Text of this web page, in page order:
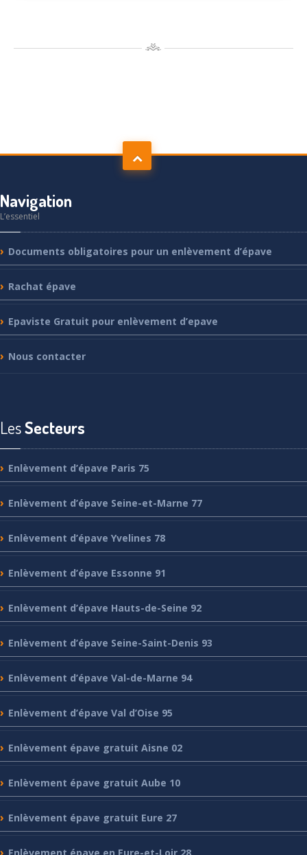
Navigation
L’essentiel
Documents obligatoires pour un enlèvement d’épave
Rachat épave
Epaviste Gratuit pour enlèvement d’epave
Nous contacter
LesSecteurs
Enlèvement d’épave Paris 75
Enlèvement d’épave Seine-et-Marne 77
Enlèvement d’épave Yvelines 78
Enlèvement d’épave Essonne 91
Enlèvement d’épave Hauts-de-Seine 92
Enlèvement d’épave Seine-Saint-Denis 93
Enlèvement d’épave Val-de-Marne 94
Enlèvement d’épave Val d’Oise 95
Enlèvement épave gratuit Aisne 02
Enlèvement épave gratuit Aube 10
Enlèvement épave gratuit Eure 27